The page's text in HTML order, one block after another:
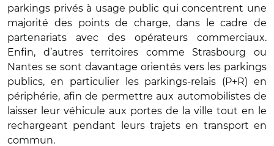
parkings privés à usage public qui concentrent une
majorité des points de charge, dans le cadre de
partenariats avec des opérateurs commerciaux.
Enfin, d’autres territoires comme Strasbourg ou
Nantes se sont davantage orientés vers les parkings
publics, en particulier les parkings-relais (P+R) en
périphérie, afin de permettre aux automobilistes de
laisser leur véhicule aux portes de la ville tout en le
rechargeant pendant leurs trajets en transport en
commun.